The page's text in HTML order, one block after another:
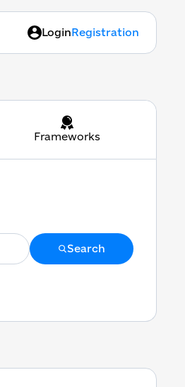
LoginRegistration
Frameworks
Search